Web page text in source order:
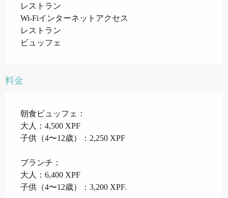
レストラン
Wi-Fiインターネットアクセス
レストラン
ビュッフェ
料金
朝食ビュッフェ：
大人：4,500 XPF
子供（4〜12歳）：2,250 XPF
ブランチ：
大人：6,400 XPF
子供（4〜12歳）：3,200 XPF.